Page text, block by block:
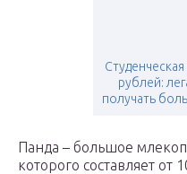
рублей:
получать
Панда – большое
которого составляет от